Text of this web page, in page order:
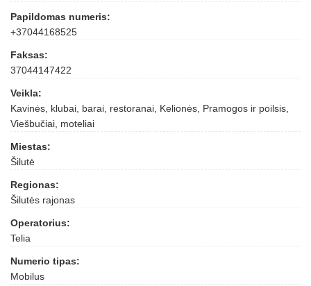
Papildomas numeris:
+37044168525
Faksas:
37044147422
Veikla:
Kavinės, klubai, barai, restoranai, Kelionės, Pramogos ir poilsis,
Viešbučiai, moteliai
Miestas:
Šilutė
Regionas:
Šilutės rajonas
Operatorius:
Telia
Numerio tipas:
Mobilus